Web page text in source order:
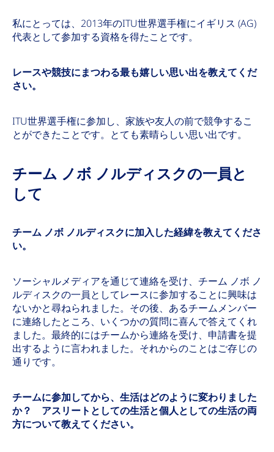
私にとっては、2013年のITU世界選手権にイギリス (AG)
代表として参加する資格を得たことです。
レースや競技にまつわる最も嬉しい思い出を教えてくだ
さい。
ITU世界選手権に参加し、家族や友人の前で競争するこ
とができたことです。とても素晴らしい思い出です。
チーム ノボ ノルディスクの一員と
して
チーム ノボ ノルディスクに加入した経緯を教えてくださ
い。
ソーシャルメディアを通じて連絡を受け、チーム ノボ ノ
ルディスクの一員としてレースに参加することに興味は
ないかと尋ねられました。その後、あるチームメンバー
に連絡したところ、いくつかの質問に喜んで答えてくれ
ました。最終的にはチームから連絡を受け、申請書を提
出するように言われました。それからのことはご存じの
通りです。
チームに参加してから、生活はどのように変わりました
か？ アスリートとしての生活と個人としての生活の両
方について教えてください。